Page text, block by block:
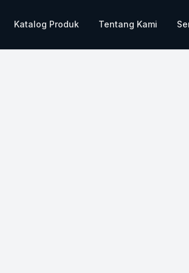
Katalog Produk Tentang Kami